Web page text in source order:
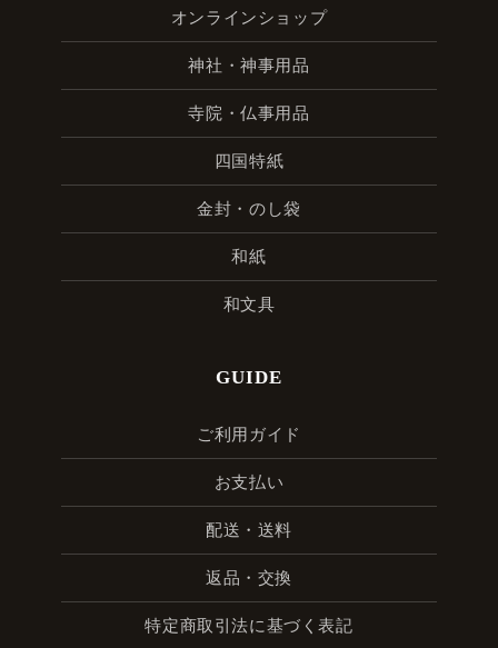
オンラインショップ
神社・神事用品
寺院・仏事用品
四国特紙
金封・のし袋
和紙
和文具
GUIDE
ご利用ガイド
お支払い
配送・送料
返品・交換
特定商取引法に基づく表記